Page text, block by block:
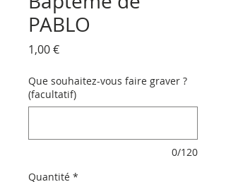
PABLO
1,00 €Prix
Que souhaitez-vous faire graver ?
(facultatif)
0/120
Quantité *